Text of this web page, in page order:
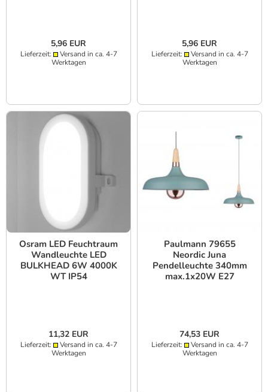
5,96 EUR
Lieferzeit:
Versand in ca. 4-7
Werktagen
5,96 EUR
Lieferzeit:
Versand in ca. 4-7
Werktagen
Osram LED Feuchtraum
Wandleuchte LED
BULKHEAD 6W 4000K
WT IP54
11,32 EUR
Lieferzeit:
Versand in ca. 4-7
Werktagen
Paulmann 79655
Neordic Juna
Pendelleuchte 340mm
max.1x20W E27
74,53 EUR
Lieferzeit:
Versand in ca. 4-7
Werktagen